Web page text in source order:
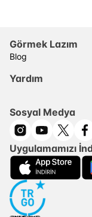
Görmek Lazım
Blog
Yardım
Sosyal Medya
Uygulamamızı